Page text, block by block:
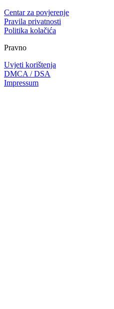
Centar za povjerenje
Pravila privatnosti
Politika kolačića
Pravno
Uvjeti korištenja
DMCA / DSA
Impressum